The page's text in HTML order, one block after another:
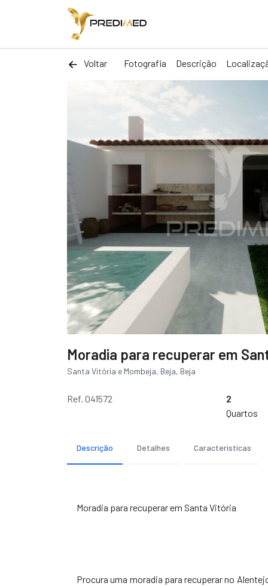
Voltar Fotografia Descrição
Moradia para recuperar em
Santa Vitória e Mombeja, Beja, Beja
Ref. 041572
2
Quartos
Descrição Detalhes Características
Moradia para recuperar em Santa Vitória
Procura uma moradia para recuperar no